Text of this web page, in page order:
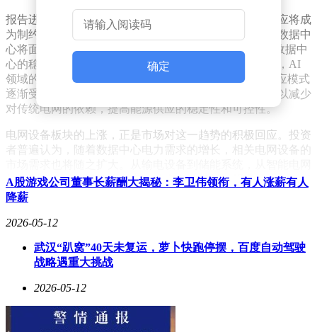
报告进一步分析称，随着数据中心规模的扩张，电力供应将成
为制约其发展的关键因素。大摩预计，到2026年，全球数据中
心将面临约55GW的电力缺口。这一缺口不仅可能影响数据中
心的稳定运行，还可能推高运营成本。为应对这一挑战，AI
领域的参与者正积极寻求解决方案，其中“离网”电力供应模式
逐渐受到青睐。通过收购或自建离网发电设施，企业可以减少
对传统电网的依赖，提高能源供应的稳定性和可控性。
电网设备板块的上涨，正是市场对这一趋势的积极回应。投资
者普遍认为，随着数据中心电力需求的增长，相关电网设备的
技术到分布式能源解决方案，整个产业链都有望受益。此次板
块内多只个股的集体上涨，正是市场对这一逻辑的认可和预期
确定
A股游戏公司董事长薪酬大揭秘：李卫伟领衔，有人涨薪有人
降薪
2026-05-12
武汉“趴窝”40天未复运，萝卜快跑停摆，百度自动驾驶
战略遇重大挑战
2026-05-12